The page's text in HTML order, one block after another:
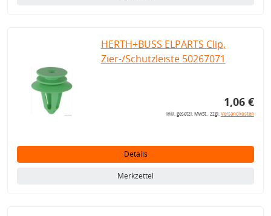
HERTH+BUSS ELPARTS Clip,
Zier-/Schutzleiste 50267071
1,06 €
inkl. gesetzl. MwSt., zzgl.Versandkosten
Details
Merkzettel